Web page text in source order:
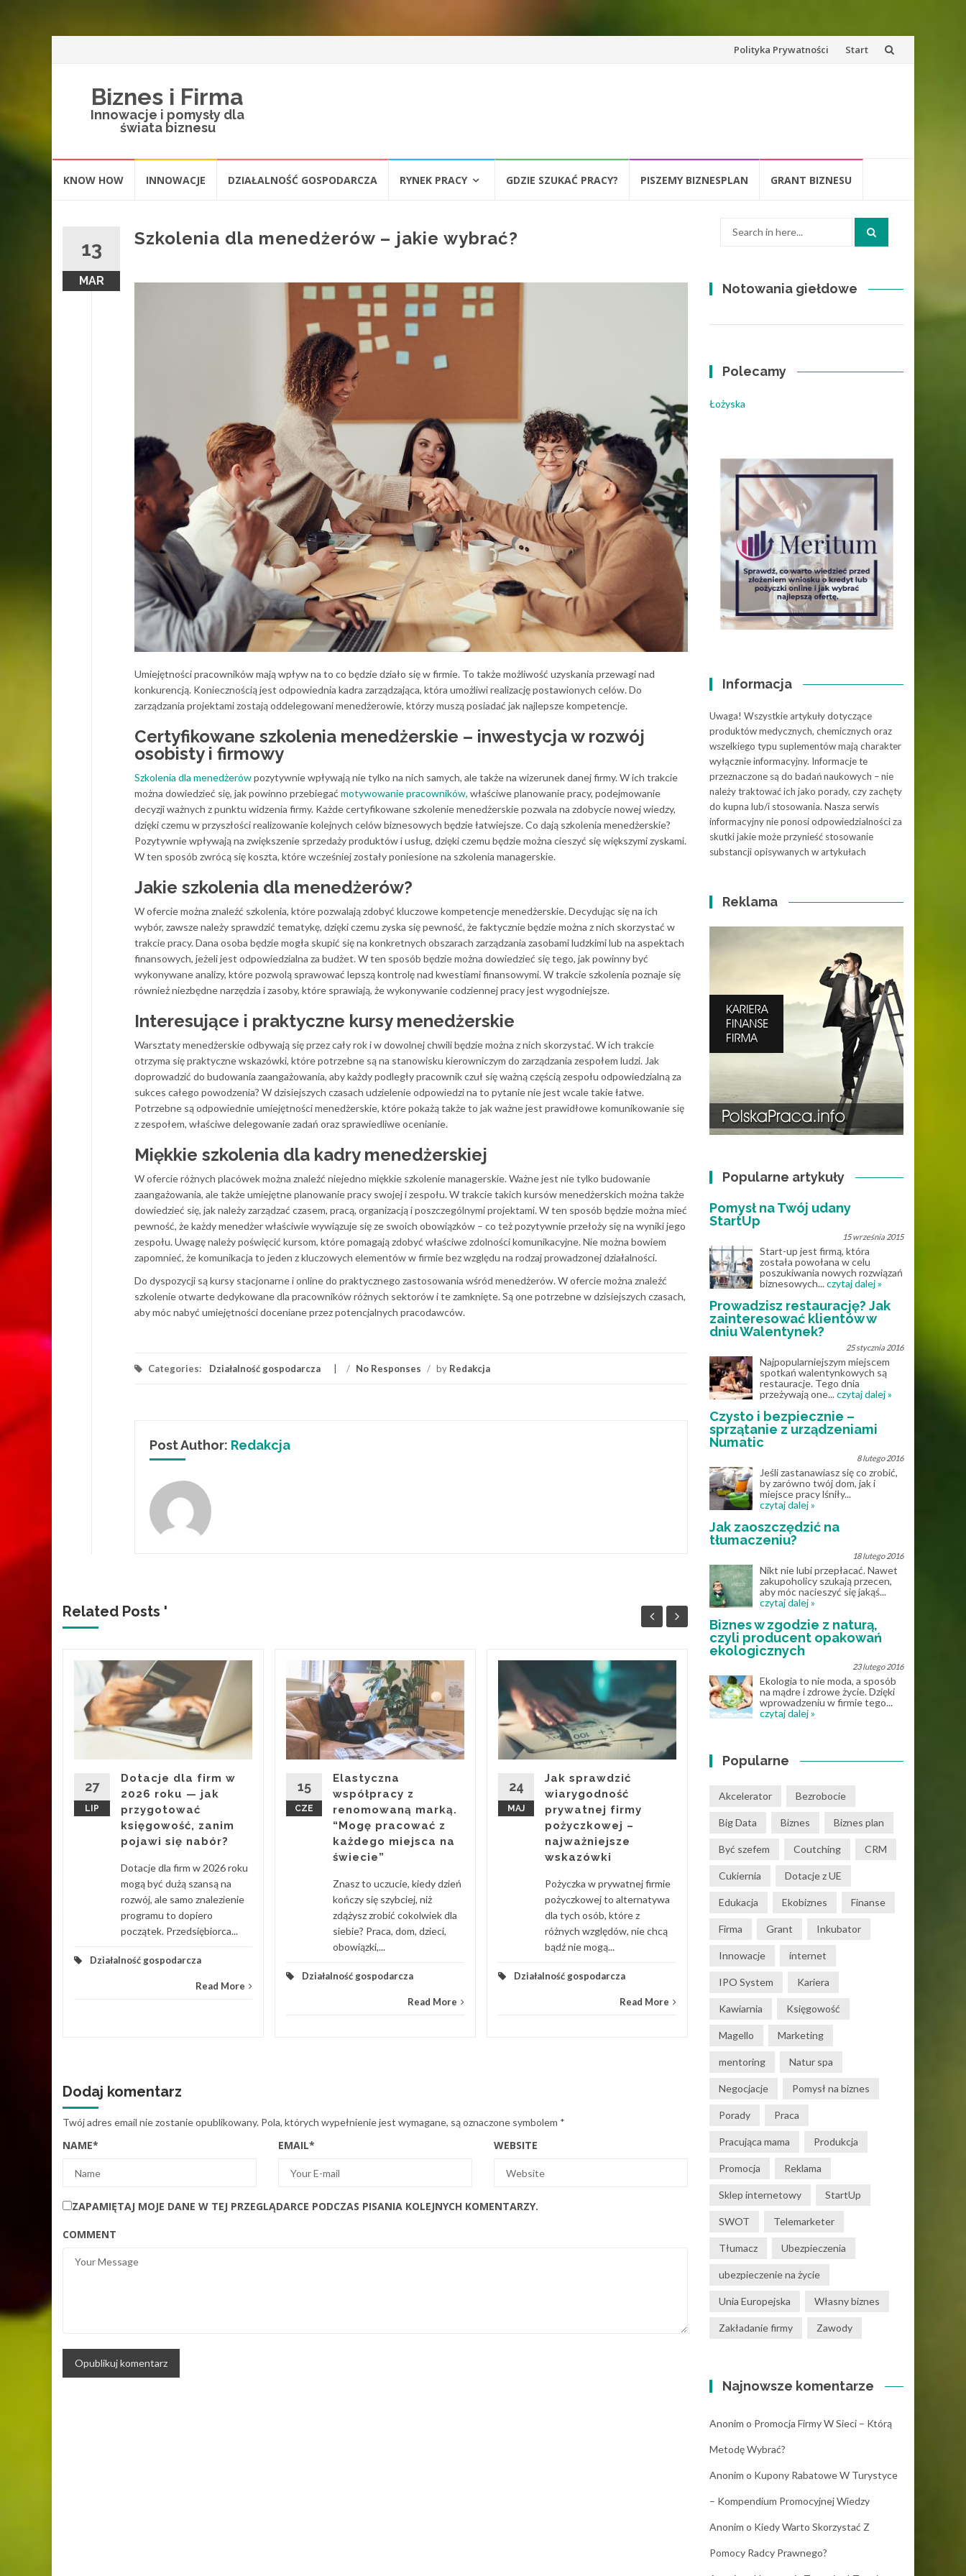
Skip
Polityka Prywatności Start
Biznes i Firma
Innowacje i pomysły dla
świata biznesu
KNOW HOW INNOWACJE DZIAŁALNOŚĆ GOSPODARCZA RYNEK PRACY GDZIE SZUKAĆ PRACY? PISZEMY BIZNESPLAN GRANT BIZNESU
13
MAR
Szkolenia dla menedżerów – jakie wybrać?
Umiejętności pracowników mają wpływ na to co będzie działo się w firmie. To także możliwość uzyskania przewagi nad
konkurencją. Koniecznością jest odpowiednia kadra zarządzająca, która umożliwi realizację postawionych celów. Do
zarządzania projektami zostają oddelegowani menedżerowie, którzy muszą posiadać jak najlepsze kompetencje.
Certyfikowane szkolenia menedżerskie – inwestycja w rozwój
osobisty i firmowy
Szkolenia dla menedżerówpozytywnie wpływają nie tylko na nich samych, ale także na wizerunek danej firmy. W ich trakcie
można dowiedzieć się, jak powinno przebiegać motywowanie pracowników, właściwe planowanie pracy, podejmowanie
decyzji ważnych z punktu widzenia firmy. Każde certyfikowane szkolenie menedżerskie pozwala na zdobycie nowej wiedzy,
dzięki czemu w przyszłości realizowanie kolejnych celów biznesowych będzie łatwiejsze. Co dają szkolenia menedżerskie?
Pozytywnie wpływają na zwiększenie sprzedaży produktów i usług, dzięki czemu będzie można cieszyć się większymi zyskami.
W ten sposób zwrócą się koszta, które wcześniej zostały poniesione na szkolenia managerskie.
Jakie szkolenia dla menedżerów?
W ofercie można znaleźć szkolenia, które pozwalają zdobyć kluczowe kompetencje menedżerskie. Decydując się na ich
wybór, zawsze należy sprawdzić tematykę, dzięki czemu zyska się pewność, że faktycznie będzie można z nich skorzystać w
trakcie pracy. Dana osoba będzie mogła skupić się na konkretnych obszarach zarządzania zasobami ludzkimi lub na aspektach
finansowych, jeżeli jest odpowiedzialna za budżet. W ten sposób będzie można dowiedzieć się tego, jak powinny być
wykonywane analizy, które pozwolą sprawować lepszą kontrolę nad kwestiami finansowymi. W trakcie szkolenia poznaje się
również niezbędne narzędzia i zasoby, które sprawiają, że wykonywanie codziennej pracy jest wygodniejsze.
Interesujące i praktyczne kursy menedżerskie
Warsztaty menedżerskie odbywają się przez cały rok i w dowolnej chwili będzie można z nich skorzystać. W ich trakcie
otrzyma się praktyczne wskazówki, które potrzebne są na stanowisku kierowniczym do zarządzania zespołem ludzi. Jak
doprowadzić do budowania zaangażowania, aby każdy podległy pracownik czuł się ważną częścią zespołu odpowiedzialną za
sukces całego powodzenia? W dzisiejszych czasach udzielenie odpowiedzi na to pytanie nie jest wcale takie łatwe.
Potrzebne są odpowiednie umiejętności menedżerskie, które pokażą także to jak ważne jest prawidłowe komunikowanie się
z zespołem, właściwe delegowanie zadań oraz sprawiedliwe ocenianie.
Miękkie szkolenia dla kadry menedżerskiej
W ofercie różnych placówek można znaleźć niejedno miękkie szkolenie managerskie. Ważne jest nie tylko budowanie
zaangażowania, ale także umiejętne planowanie pracy swojej i zespołu. W trakcie takich kursów menedżerskich można także
dowiedzieć się, jak należy zarządzać czasem, pracą, organizacją i poszczególnymi projektami. W ten sposób będzie można mieć
pewność, że każdy menedżer właściwie wywiązuje się ze swoich obowiązków – co też pozytywnie przełoży się na wyniki jego
zespołu. Uwagę należy poświęcić kursom, które pomagają zdobyć właściwe zdolności komunikacyjne. Nie można bowiem
zapomnieć, że komunikacja to jeden z kluczowych elementów w firmie bez względu na rodzaj prowadzonej działalności.
Do dyspozycji są kursy stacjonarne i online do praktycznego zastosowania wśród menedżerów. W ofercie można znaleźć
szkolenie otwarte dedykowane dla pracowników różnych sektorów i te zamknięte. Są one potrzebne w dzisiejszych czasach,
aby móc nabyć umiejętności doceniane przez potencjalnych pracodawców.
Categories: Działalność gospodarcza / No Responses / by Redakcja
Post Author: Redakcja
Related Posts '
27
LIP
Dotacje dla firm w
2026 roku — jak
przygotować
księgowość, zanim
pojawi się nabór?
Dotacje dla firm w 2026 roku
mogą być dużą szansą na
rozwój, ale samo znalezienie
programu to dopiero
początek. Przedsiębiorca...
Działalność gospodarcza
Read More
15
CZE
Elastyczna
współpracy z
renomowaną marką.
“Mogę pracować z
każdego miejsca na
świecie”
Znasz to uczucie, kiedy dzień
kończy się szybciej, niż
zdążysz zrobić cokolwiek dla
siebie? Praca, dom, dzieci,
obowiązki,...
Działalność gospodarcza
Read More
24
MAJ
Jak sprawdzić
wiarygodność
prywatnej firmy
pożyczkowej –
najważniejsze
wskazówki
Pożyczka w prywatnej firmie
pożyczkowej to alternatywa
dla tych osób, które z
różnych względów, nie chcą
bądź nie mogą...
Działalność gospodarcza
Read More
30
KWI
Program do obiegu
dokumentów – jak to
działa w praktyce?
często opiera się na mailach,
segregatorach i „ustnych
jest mały to...
Działalność gospodarcza
Read More
Dodaj komentarz
Twój adres email nie zostanie opublikowany. Pola, których wypełnienie jest wymagane, są oznaczone symbolem *
NAME* EMAIL* WEBSITE
ZAPAMIĘTAJ MOJE DANE W TEJ PRZEGLĄDARCE PODCZAS PISANIA KOLEJNYCH KOMENTARZY.
COMMENT
Notowania giełdowe
Polecamy
Łożyska
Informacja
Uwaga! Wszystkie artykuły dotyczące
produktów medycznych, chemicznych oraz
wszelkiego typu suplementów mają charakter
wyłącznie informacyjny. Informacje te
przeznaczone są do badań naukowych – nie
należy traktować ich jako porady, czy zachęty
do kupna lub/i stosowania. Nasza serwis
informacyjny nie ponosi odpowiedzialności za
skutki jakie może przynieść stosowanie
substancji opisywanych w artykułach
Reklama
Popularne artykuły
Pomysł na Twój udany
StartUp
15 września 2015
Start-up jest firmą, która
została powołana w celu
poszukiwania nowych rozwiązań
biznesowych...czytaj dalej »
Prowadzisz restaurację? Jak
zainteresować klientów w
dniu Walentynek?
25 stycznia 2016
Najpopularniejszym miejscem
spotkań walentynkowych są
restauracje. Tego dnia
przeżywają one...czytaj dalej »
Czysto i bezpiecznie –
sprzątanie z urządzeniami
Numatic
8 lutego 2016
Jeśli zastanawiasz się co zrobić,
by zarówno twój dom, jak i
miejsce pracy lśniły...
czytaj dalej »
Jak zaoszczędzić na
tłumaczeniu?
18 lutego 2016
Nikt nie lubi przepłacać. Nawet
zakupoholicy szukają przecen,
aby móc nacieszyć się jakąś...
czytaj dalej »
Biznes w zgodzie z naturą,
czyli producent opakowań
ekologicznych
23 lutego 2016
Ekologia to nie moda, a sposób
na mądre i zdrowe życie. Dzięki
wprowadzeniu w firmie tego...
czytaj dalej »
Popularne
Akcelerator Bezrobocie
Big Data Biznes Biznes plan
Być szefem Coutching CRM
Cukiernia Dotacje z UE
Edukacja Ekobiznes Finanse
Firma Grant Inkubator
Innowacje internet
IPO System Kariera
Kawiarnia Księgowość
Magello Marketing
mentoring Natur spa
Negocjacje Pomysł na biznes
Porady Praca
Pracująca mama Produkcja
Promocja Reklama
Sklep internetowy StartUp
SWOT Telemarketer
Tłumacz Ubezpieczenia
ubezpieczenie na życie
Unia Europejska Własny biznes
Zakładanie firmy Zawody
Najnowsze komentarze
Anonim o Promocja Firmy W Sieci – Którą
Metodę Wybrać?
Anonim o Kupony Rabatowe W Turystyce
– Kompendium Promocyjnej Wiedzy
Anonim o Kiedy Warto Skorzystać Z
Pomocy Radcy Prawnego?